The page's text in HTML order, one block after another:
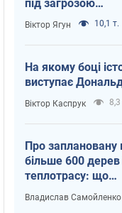
під загрозою
критична логістика
Віктор Ягун 10,1 т.
На якому боці
виступає
Віктор Каспрук 8,3
Про заплановану
більше 600 дерев
теплотрасу: що
відбувається на
у Києві
Владислав Самойленко